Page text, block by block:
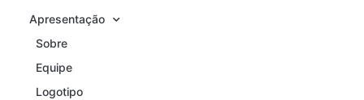
Apresentação
Sobre
Equipe
Logotipo